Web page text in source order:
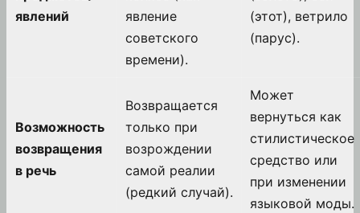
явлений
явление
советского
времени).
(этот), ветрило
(парус).
Возможность
возвращения
в речь
Возвращается
только при
возрождении
самой реалии
(редкий случай).
Может
вернуться как
стилистическое
средство или
при изменении
языковой моды.